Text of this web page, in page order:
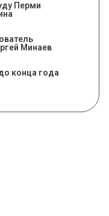
Перми
Минаев
конца года